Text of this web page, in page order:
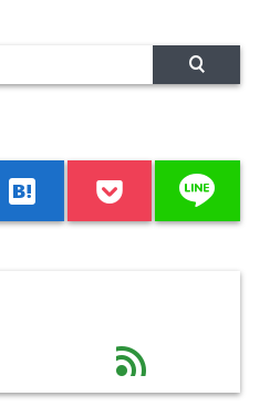
hatenabookmark line
feed